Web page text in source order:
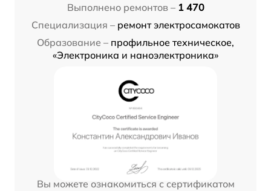
Выполнено ремонтов – 1 470
Специализация – ремонт электросамокатов
Образование – профильное техническое,
«Электроника и наноэлектроника»
Вы можете ознакомиться с сертификатом